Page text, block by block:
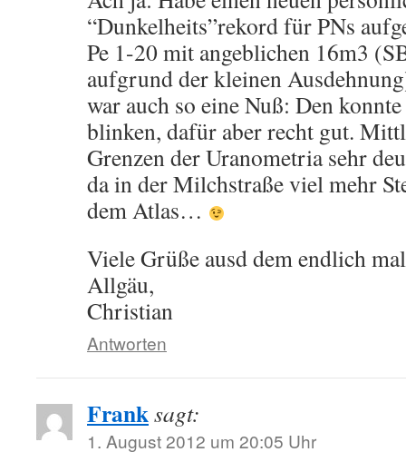
“Dunkelheits”rekord für PNs
Pe 1-20 mit angeblichen 16m3
aufgrund der kleinen
war auch so eine Nuß: Den
blinken, dafür aber recht gut.
Grenzen der Uranometria sehr
da in der Milchstraße viel mehr
dem Atlas…
Viele Grüße ausd dem endlich
Allgäu,
Christian
Antworten
Franksagt:
1. August 2012 um 20:05 Uhr